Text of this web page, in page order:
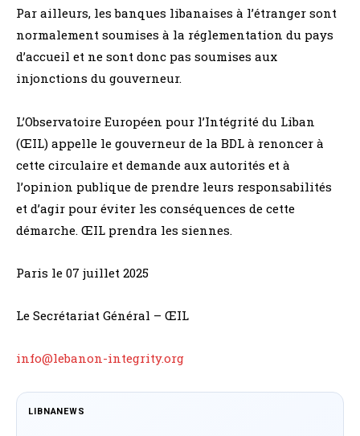
Par ailleurs, les banques libanaises à l’étranger sont
normalement soumises à la réglementation du pays
d’accueil et ne sont donc pas soumises aux
injonctions du gouverneur.
L’Observatoire Européen pour l’Intégrité du Liban
(ŒIL) appelle le gouverneur de la BDL à renoncer à
cette circulaire et demande aux autorités et à
l’opinion publique de prendre leurs responsabilités
et d’agir pour éviter les conséquences de cette
démarche. ŒIL prendra les siennes.
Paris le 07 juillet 2025
Le Secrétariat Général – ŒIL
info@lebanon-integrity.org
LIBNANEWS